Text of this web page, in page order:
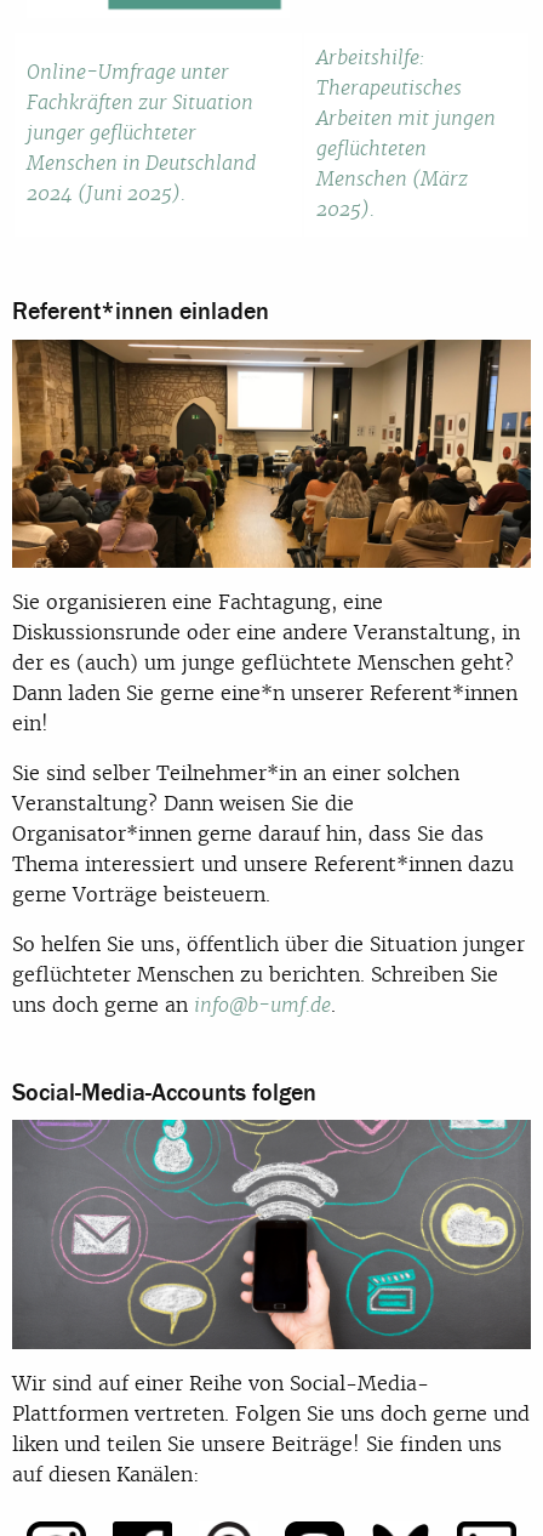
Online-Umfrage unter
Fachkräften zur Situation
junger geflüchteter
Menschen in Deutschland
2024 (Juni 2025).
Arbeitshilfe:
Therapeutisches
Arbeiten mit jungen
geflüchteten
Menschen (März
2025).
Referent*innen einladen
Sie organisieren eine Fachtagung, eine
Diskussionsrunde oder eine andere Veranstaltung, in
der es (auch) um junge geflüchtete Menschen geht?
Dann laden Sie gerne eine*n unserer Referent*innen
ein!
Sie sind selber Teilnehmer*in an einer solchen
Veranstaltung? Dann weisen Sie die
Organisator*innen gerne darauf hin, dass Sie das
Thema interessiert und unsere Referent*innen dazu
gerne Vorträge beisteuern.
So helfen Sie uns, öffentlich über die Situation junger
geflüchteter Menschen zu berichten. Schreiben Sie
uns doch gerne an info@b-umf.de.
Social-Media-Accounts folgen
Wir sind auf einer Reihe von Social-Media-
Plattformen vertreten. Folgen Sie uns doch gerne und
liken und teilen Sie unsere Beiträge! Sie finden uns
auf diesen Kanälen: